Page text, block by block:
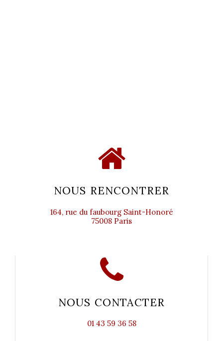
NOUS RENCONTRER
164, rue du faubourg Saint-Honoré
75008 Paris
NOUS CONTACTER
01 43 59 36 58